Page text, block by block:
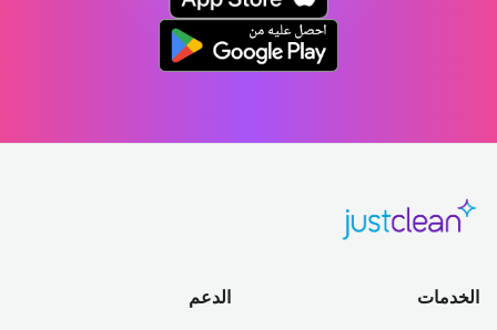
الخدمات الدعم